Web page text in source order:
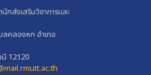
กส่งเสริมวิชาการและ
ลคลองหก อำเภอ
12120